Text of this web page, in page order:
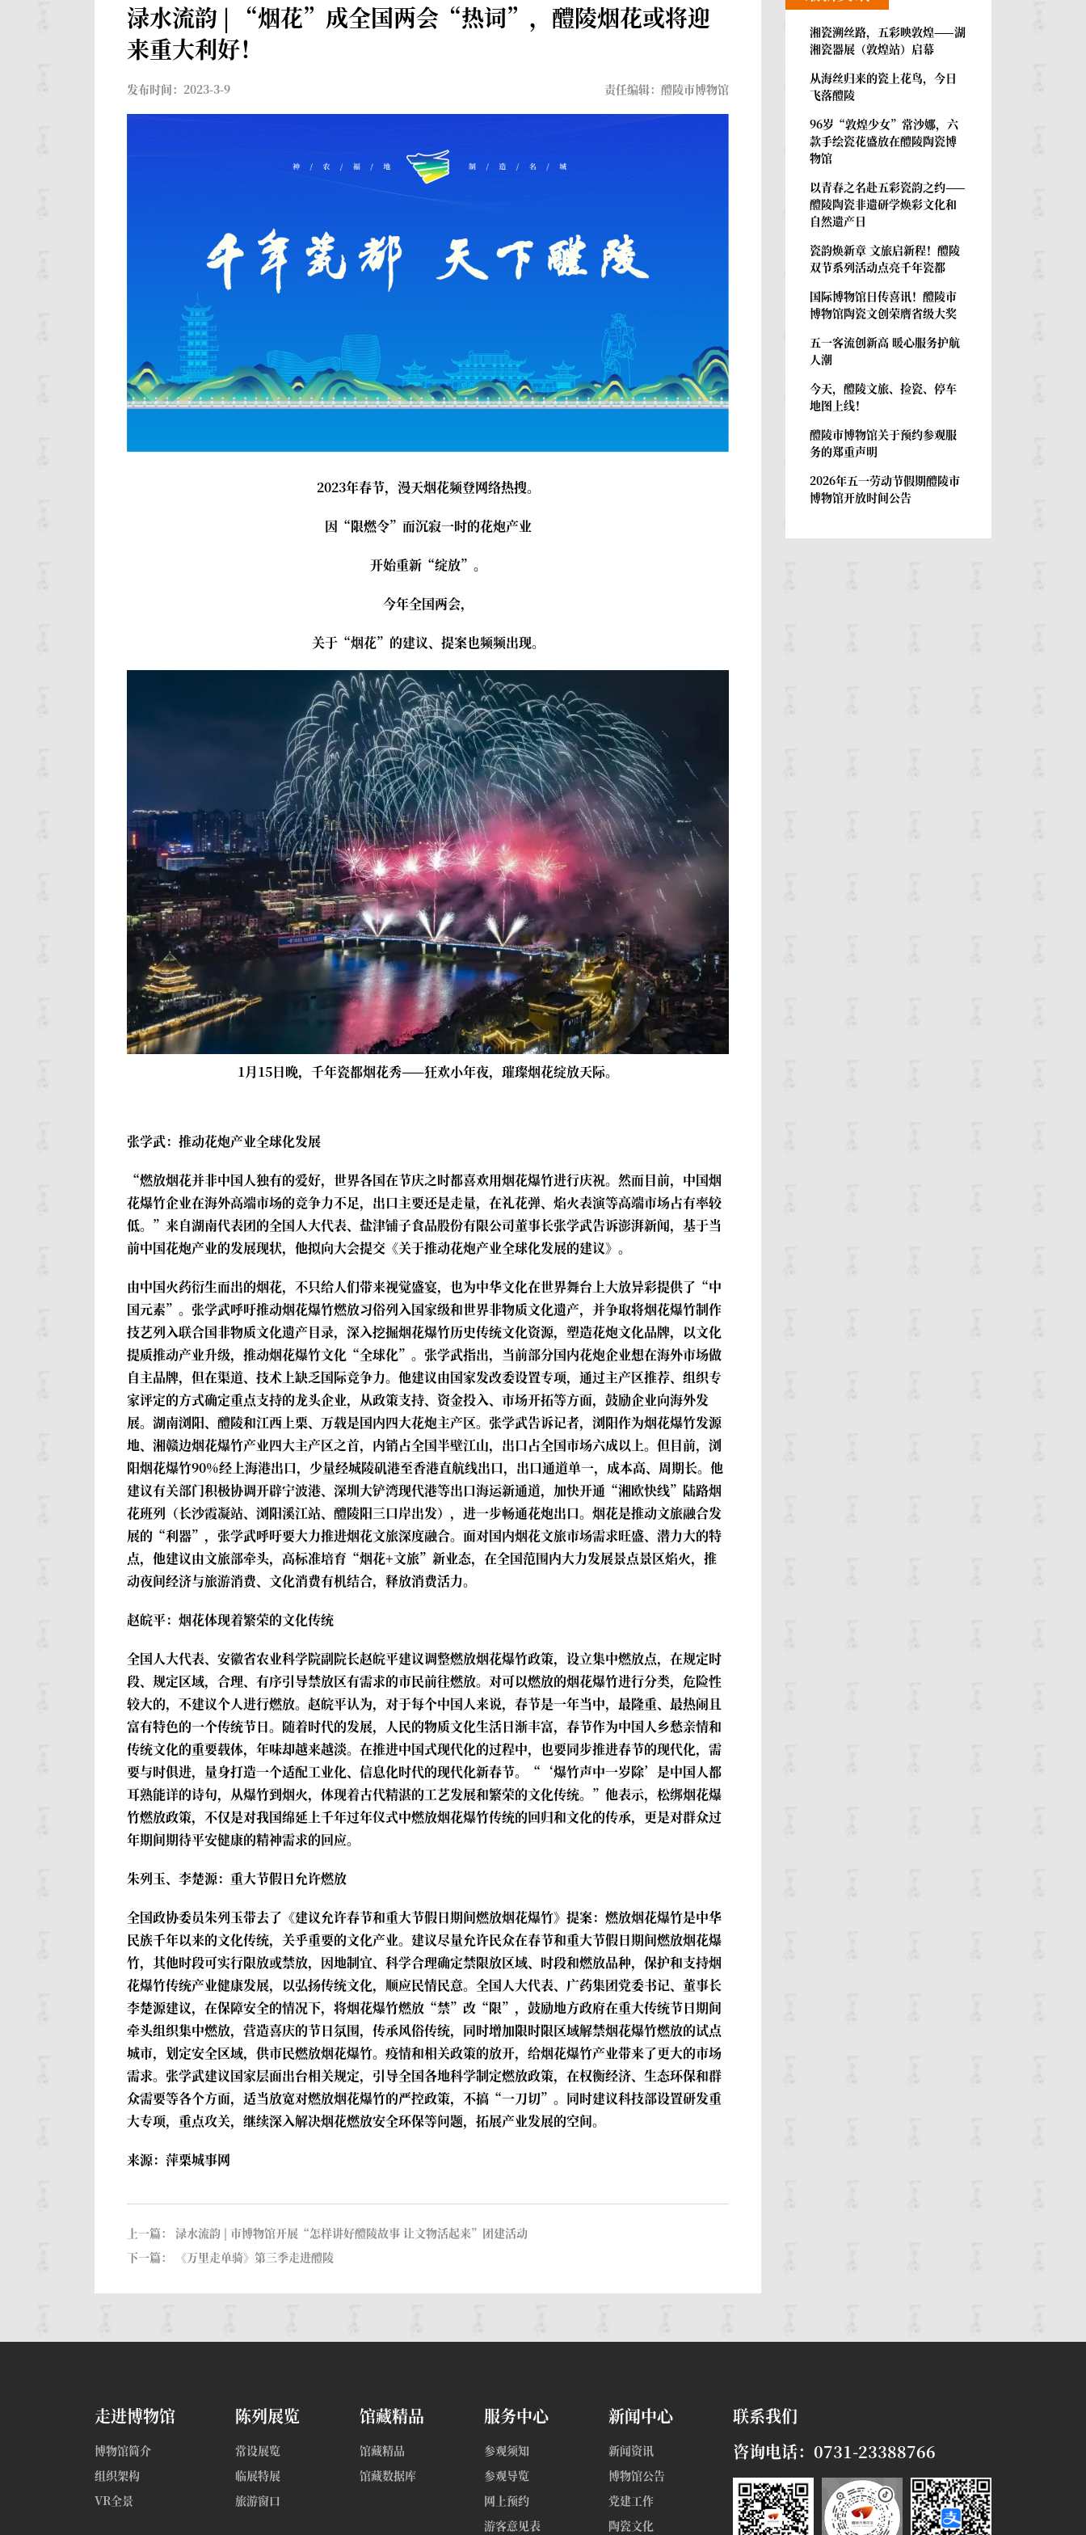
渌水流韵 | “烟花”成全国两会“热词”，醴陵烟花或将迎
来重大利好！
发布时间：2023-3-9 责任编辑：醴陵市博物馆
2023年春节，漫天烟花频登网络热搜。
因“限燃令”而沉寂一时的花炮产业
开始重新“绽放”。
今年全国两会，
关于“烟花”的建议、提案也频频出现。
1月15日晚，千年瓷都烟花秀——狂欢小年夜，璀璨烟花绽放天际。
张学武：推动花炮产业全球化发展
“燃放烟花并非中国人独有的爱好，世界各国在节庆之时都喜欢用烟花爆竹进行庆祝。然而目前，中国烟
花爆竹企业在海外高端市场的竞争力不足，出口主要还是走量，在礼花弹、焰火表演等高端市场占有率较
低。”来自湖南代表团的全国人大代表、盐津铺子食品股份有限公司董事长张学武告诉澎湃新闻，基于当
前中国花炮产业的发展现状，他拟向大会提交《关于推动花炮产业全球化发展的建议》。
由中国火药衍生而出的烟花，不只给人们带来视觉盛宴，也为中华文化在世界舞台上大放异彩提供了“中
国元素”。张学武呼吁推动烟花爆竹燃放习俗列入国家级和世界非物质文化遗产，并争取将烟花爆竹制作
技艺列入联合国非物质文化遗产目录，深入挖掘烟花爆竹历史传统文化资源，塑造花炮文化品牌，以文化
提质推动产业升级，推动烟花爆竹文化“全球化”。张学武指出，当前部分国内花炮企业想在海外市场做
自主品牌，但在渠道、技术上缺乏国际竞争力。他建议由国家发改委设置专项，通过主产区推荐、组织专
家评定的方式确定重点支持的龙头企业，从政策支持、资金投入、市场开拓等方面，鼓励企业向海外发
展。湖南浏阳、醴陵和江西上栗、万载是国内四大花炮主产区。张学武告诉记者，浏阳作为烟花爆竹发源
地、湘赣边烟花爆竹产业四大主产区之首，内销占全国半壁江山，出口占全国市场六成以上。但目前，浏
阳烟花爆竹90%经上海港出口，少量经城陵矶港至香港直航线出口，出口通道单一，成本高、周期长。他
建议有关部门积极协调开辟宁波港、深圳大铲湾现代港等出口海运新通道，加快开通“湘欧快线”陆路烟
花班列（长沙霞凝站、浏阳溪江站、醴陵阳三口岸出发），进一步畅通花炮出口。烟花是推动文旅融合发
展的“利器”，张学武呼吁要大力推进烟花文旅深度融合。面对国内烟花文旅市场需求旺盛、潜力大的特
点，他建议由文旅部牵头，高标准培育“烟花+文旅”新业态，在全国范围内大力发展景点景区焰火，推
动夜间经济与旅游消费、文化消费有机结合，释放消费活力。
赵皖平：烟花体现着繁荣的文化传统
全国人大代表、安徽省农业科学院副院长赵皖平建议调整燃放烟花爆竹政策，设立集中燃放点，在规定时
段、规定区域，合理、有序引导禁放区有需求的市民前往燃放。对可以燃放的烟花爆竹进行分类，危险性
较大的，不建议个人进行燃放。赵皖平认为，对于每个中国人来说，春节是一年当中，最隆重、最热闹且
富有特色的一个传统节日。随着时代的发展，人民的物质文化生活日渐丰富，春节作为中国人乡愁亲情和
传统文化的重要载体，年味却越来越淡。在推进中国式现代化的过程中，也要同步推进春节的现代化，需
要与时俱进，量身打造一个适配工业化、信息化时代的现代化新春节。“‘爆竹声中一岁除’是中国人都
耳熟能详的诗句，从爆竹到烟火，体现着古代精湛的工艺发展和繁荣的文化传统。”他表示，松绑烟花爆
竹燃放政策，不仅是对我国绵延上千年过年仪式中燃放烟花爆竹传统的回归和文化的传承，更是对群众过
年期间期待平安健康的精神需求的回应。
朱列玉、 李楚源：重大节假日允许燃放
全国政协委员朱列玉带去了《建议允许春节和重大节假日期间燃放烟花爆竹》提案：燃放烟花爆竹是中华
民族千年以来的文化传统，关乎重要的文化产业。建议尽量允许民众在春节和重大节假日期间燃放烟花爆
竹，其他时段可实行限放或禁放，因地制宜、科学合理确定禁限放区域、时段和燃放品种，保护和支持烟
花爆竹传统产业健康发展，以弘扬传统文化，顺应民情民意。全国人大代表、广药集团党委书记、董事长
李楚源建议，在保障安全的情况下，将烟花爆竹燃放“禁”改“限”，鼓励地方政府在重大传统节日期间
牵头组织集中燃放，营造喜庆的节日氛围，传承风俗传统，同时增加限时限区域解禁烟花爆竹燃放的试点
城市，划定安全区域，供市民燃放烟花爆竹。疫情和相关政策的放开，给烟花爆竹产业带来了更大的市场
需求。张学武建议国家层面出台相关规定，引导全国各地科学制定燃放政策，在权衡经济、生态环保和群
众需要等各个方面，适当放宽对燃放烟花爆竹的严控政策，不搞“一刀切”。同时建议科技部设置研发重
大专项，重点攻关，继续深入解决烟花燃放安全环保等问题，拓展产业发展的空间。
来源：萍栗城事网
上一篇： 渌水流韵 | 市博物馆开展“怎样讲好醴陵故事 让文物活起来”团建活动
下一篇：
《万里走单骑》第三季走进醴陵
湘瓷溯丝路，五彩映敦煌——湖
湘瓷器展（敦煌站）启幕
从海丝归来的瓷上花鸟，今日
飞落醴陵
96岁“敦煌少女”常沙娜，六
款手绘瓷花盛放在醴陵陶瓷博
物馆
以青春之名赴五彩瓷韵之约——
醴陵陶瓷非遗研学焕彩文化和
自然遗产日
瓷韵焕新章 文旅启新程！醴陵
双节系列活动点亮千年瓷都
国际博物馆日传喜讯！醴陵市
博物馆陶瓷文创荣膺省级大奖
五一客流创新高 暖心服务护航
人潮
今天，醴陵文旅、捡瓷、停车
地图上线！
醴陵市博物馆关于预约参观服
务的郑重声明
2026年五一劳动节假期醴陵市
博物馆开放时间公告
走进博物馆
博物馆简介
组织架构
VR全景
陈列展览
常设展览
临展特展
旅游窗口
馆藏精品
馆藏精品
馆藏数据库
服务中心
参观须知
参观导览
网上预约
游客意见表
新闻中心
新闻资讯
博物馆公告
党建工作
陶瓷文化
联系我们
咨询电话：0731-23388766